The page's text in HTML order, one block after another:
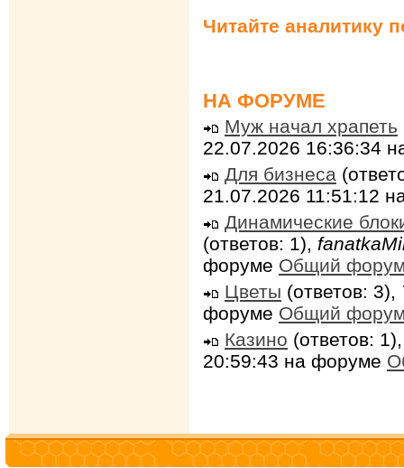
Читайте аналитику
НА ФОРУМЕ
Муж начал храпеть
22.07.2026 16:36:34
Для бизнеса
21.07.2026 11:51:12
Динамические
(ответов: 1),
форуме Общий
Цветы (ответов: 3),
форуме Общий
Казино (ответов:
20:59:43 на форуме